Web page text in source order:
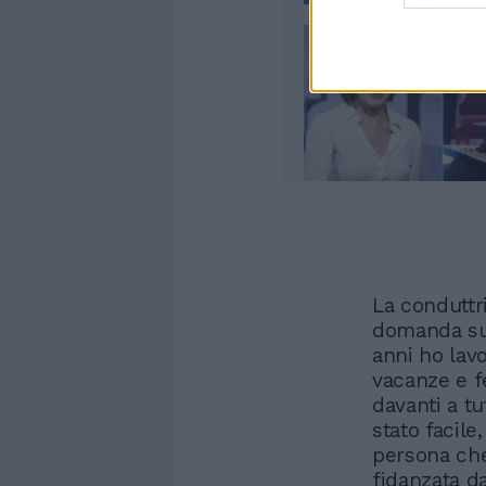
La
domanda
anni ho
vacanze e
davanti a
stato
persona
fidanzata